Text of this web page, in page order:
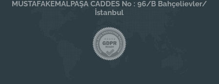
MUSTAFAKEMALPAŞA CADDES No : 96/B Bahçelievler/
İstanbul